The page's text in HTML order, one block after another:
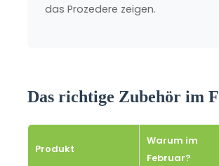
das Prozedere zeigen.
Das richtige Zubehör im
Produkt
Warum im
Februar?